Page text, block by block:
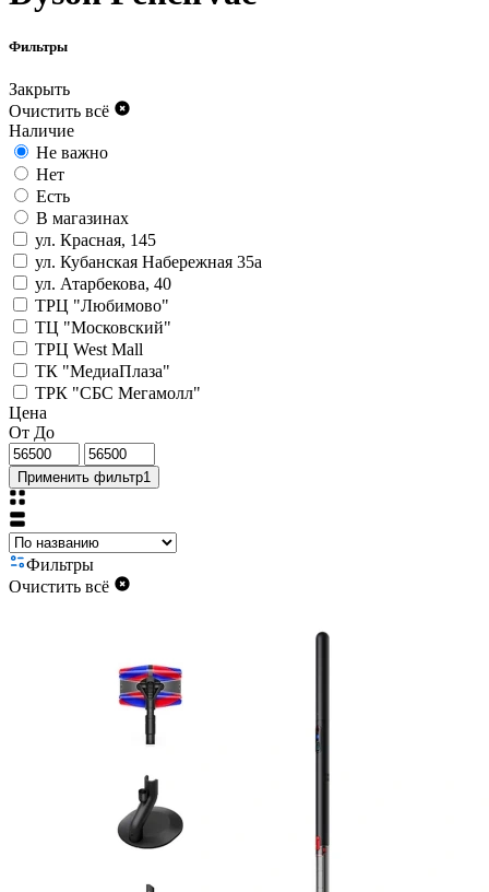
Фильтры
Закрыть
Очистить всё
Наличие
Не важно
Нет
Есть
В магазинах
ул. Красная, 145
ул. Кубанская Набережная 35а
ул. Атарбекова, 40
ТРЦ "Любимово"
ТЦ "Московский"
ТРЦ West Mall
ТК "МедиаПлаза"
ТРК "СБС Мегамолл"
Цена
От До
Применить фильтр1
Фильтры
Очистить всё